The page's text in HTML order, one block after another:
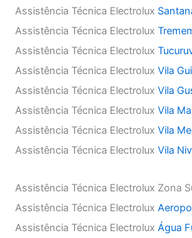
Assistência Técnica Electrolux
Assistência Técnica Electrolux
Assistência Técnica Electrolux
Assistência Técnica ElectroluxVila
Assistência Técnica ElectroluxVila
Assistência Técnica ElectroluxVila
Assistência Técnica ElectroluxVila
Assistência Técnica ElectroluxVila
Assistência Técnica Electrolux Zona
Assistência Técnica Electrolux
Assistência Técnica ElectroluxÁgua